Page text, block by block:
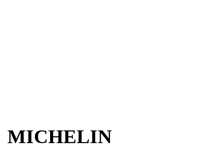
MICHELIN